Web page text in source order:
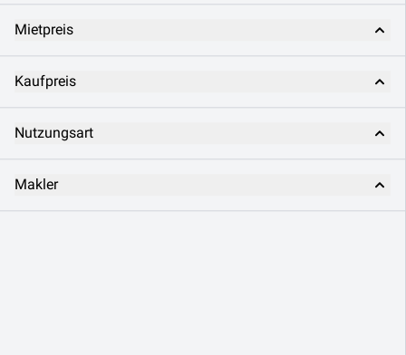
Mietpreis
Kaufpreis
Nutzungsart
Makler